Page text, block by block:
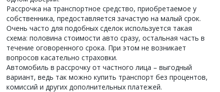
Рассрочка на транспортное средство, приобретаемое у
собственника, предоставляется зачастую на малый срок.
Очень часто для подобных сделок используется такая
схема: половина стоимости авто сразу, остальная часть в
течение оговоренного срока. При этом не возникает
вопросов касательно страховки.
Автомобиль в рассрочку от частного лица – выгодный
вариант, ведь так можно купить транспорт без процентов,
комиссий и других дополнительных платежей.